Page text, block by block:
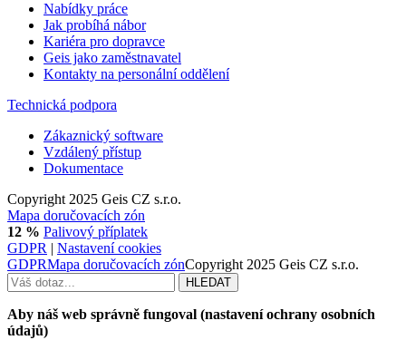
Nabídky práce
Jak probíhá nábor
Kariéra pro dopravce
Geis jako zaměstnavatel
Kontakty na personální oddělení
Technická podpora
Zákaznický software
Vzdálený přístup
Dokumentace
Copyright 2025 Geis CZ s.r.o.
Mapa doručovacích zón
12 % Palivový příplatek
GDPR | Nastavení cookies
GDPRMapa doručovacích zónCopyright 2025 Geis CZ s.r.o.
Aby náš web správně fungoval (nastavení ochrany osobních
údajů)